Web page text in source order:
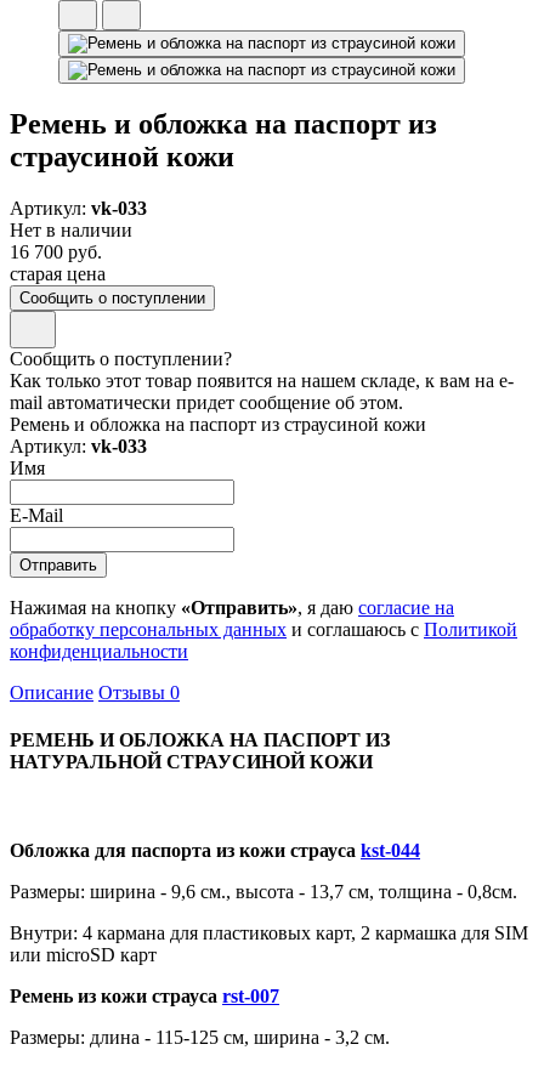
Ремень и обложка на паспорт из
страусиной кожи
Артикул: vk-033
Нет в наличии
16 700 руб.
старая цена
Сообщить о поступлении
Сообщить о поступлении?
Как только этот товар появится на нашем складе, к вам на e-
mail автоматически придет сообщение об этом.
Ремень и обложка на паспорт из страусиной кожи
Артикул: vk-033
Имя
E-Mail
Нажимая на кнопку «Отправить», я даю согласие на
обработку персональных данных и соглашаюсь с Политикой
конфиденциальности
Описание Отзывы 0
РЕМЕНЬ И ОБЛОЖКА НА ПАСПОРТ ИЗ
НАТУРАЛЬНОЙ СТРАУСИНОЙ КОЖИ
Обложка для паспорта из кожи страуса kst-044
Размеры: ширина - 9,6 см., высота - 13,7 см, толщина - 0,8см.
Внутри: 4 кармана для пластиковых карт, 2 кармашка для SIM
или microSD карт
Ремень из кожи страуса rst-007
Размеры: длина - 115-125 см, ширина - 3,2 см.